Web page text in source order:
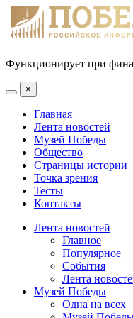
Функционирует при
×
Главная
Лента новостей
Музей Победы
Общество
Страницы истории
Точка зрения
Тесты
Контакты
Лента новостей
Главное
Популярное
События
Лента
Музей Победы
Одна на всех